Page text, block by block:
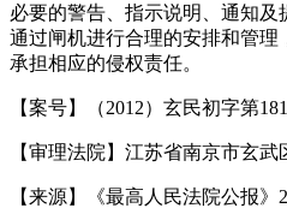
必要的警告、指示说明、通知
通过闸机进行合理的安排和管
承担相应的侵权责任。
【案号】（2012）玄民初字第
【审理法院】江苏省南京市玄武
【来源】《最高人民法院公报》